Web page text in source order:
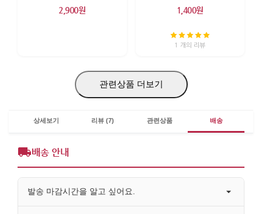
2,900원 1,400원
1 개의 리뷰
관련상품 더보기
상세보기 리뷰 (7) 관련상품 배송
배송 안내
발송 마감시간을 알고 싶어요.